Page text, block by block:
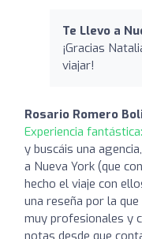
Te Llevo a
¡Gracias
viajar!
Rosario Romero
Experiencia fantástica:
y buscáis una
a Nueva York (que
hecho el viaje con
una reseña por la
muy profesionales y
notas desde que